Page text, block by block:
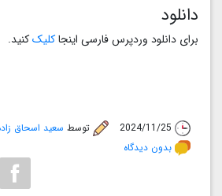
دانلود
برای دانلود وردپرس فارسی اینجاکلیککنید.
2024/11/25 توسطسعید اسحاق زاده
بدون دیدگاه